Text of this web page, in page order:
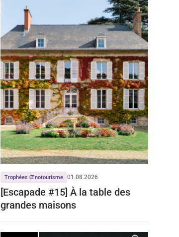
Trophées Œnotourisme 01.08.2026
[Escapade #15] À la table des
grandes maisons